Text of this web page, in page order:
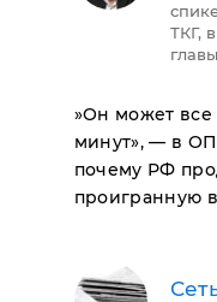
ТКГ,
​»Он может все
минут», — в
почему РФ
проигранную